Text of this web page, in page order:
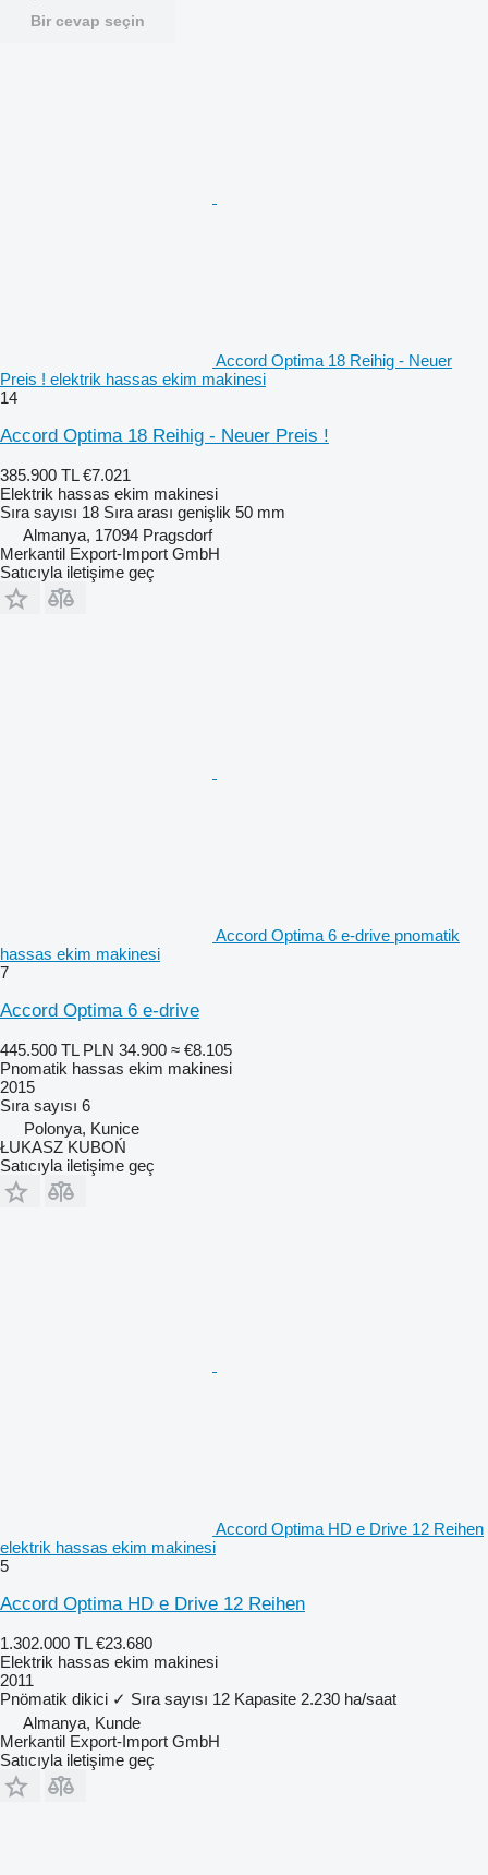
Bir cevap seçin
Accord Optima 18 Reihig - Neuer
Preis ! elektrik hassas ekim makinesi
14
Accord Optima 18 Reihig - Neuer Preis !
385.900 TL €7.021
Elektrik hassas ekim makinesi
Sıra sayısı 18 Sıra arası genişlik 50 mm
Almanya, 17094 Pragsdorf
Merkantil Export-Import GmbH
Satıcıyla iletişime geç
Accord Optima 6 e-drive pnomatik
hassas ekim makinesi
7
Accord Optima 6 e-drive
445.500 TL PLN 34.900 ≈ €8.105
Pnomatik hassas ekim makinesi
2015
Sıra sayısı 6
Polonya, Kunice
ŁUKASZ KUBOŃ
Satıcıyla iletişime geç
Accord Optima HD e Drive 12 Reihen
elektrik hassas ekim makinesi
5
Accord Optima HD e Drive 12 Reihen
1.302.000 TL €23.680
Elektrik hassas ekim makinesi
2011
Pnömatik dikici ✓ Sıra sayısı 12 Kapasite 2.230 ha/saat
Almanya, Kunde
Merkantil Export-Import GmbH
Satıcıyla iletişime geç